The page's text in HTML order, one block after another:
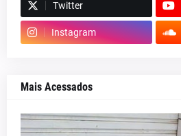
Twitter
Instagram
Mais Acessados